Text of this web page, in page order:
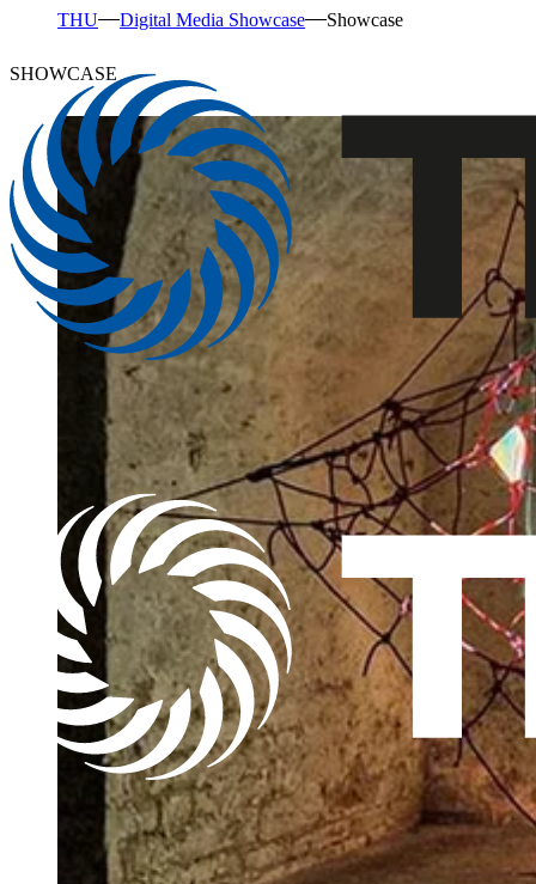
THU Digital Media Showcase Showcase
SHOWCASE